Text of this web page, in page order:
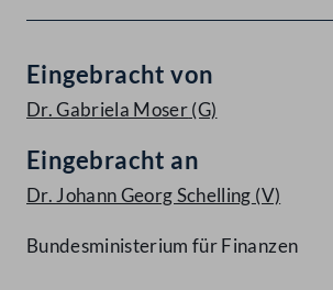
Eingebracht von
Dr. Gabriela Moser(G)
Eingebracht an
Dr. Johann Georg Schelling (V)
Bundesministerium für Finanzen